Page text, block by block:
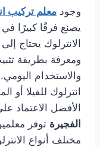
وجود معلم تركيب
يصنع فرقًا كبيرًا في
الانترلوك يحتاج
ومعرفة بطريقة
والاستخدام
انترلوك للفيلا أو
الأفضل الاعتماد
الفجيرة توفر
مختلف أنواع